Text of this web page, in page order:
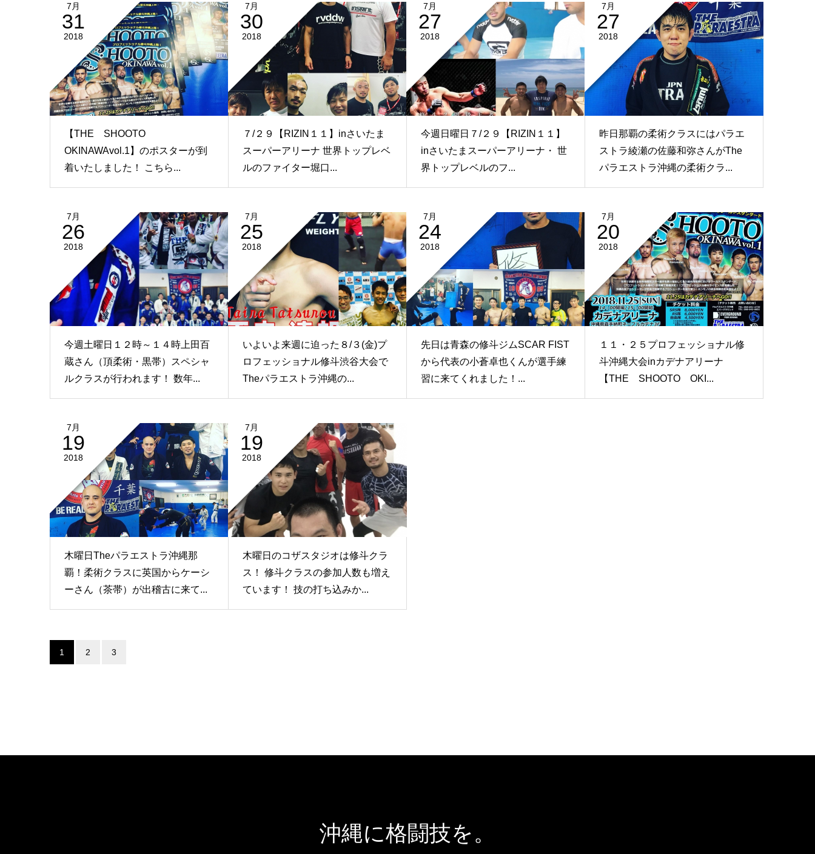
7月
31
2018
【THE SHOOTO
OKINAWAvol.1】のポスターが到
着いたしました！ こちら...
7月
30
2018
７/２９【RIZIN１１】inさいたま
スーパーアリーナ 世界トップレベ
ルのファイター堀口...
7月
27
2018
今週日曜日７/２９【RIZIN１１】
inさいたまスーパーアリーナ・ 世
界トップレベルのフ...
7月
27
2018
昨日那覇の柔術クラスにはパラエ
ストラ綾瀬の佐藤和弥さんがThe
パラエストラ沖縄の柔術クラ...
7月
26
2018
今週土曜日１２時～１４時上田百
蔵さん（頂柔術・黒帯）スペシャ
ルクラスが行われます！ 数年...
7月
25
2018
いよいよ来週に迫った８/３(金)プ
ロフェッショナル修斗渋谷大会で
Theパラエストラ沖縄の...
7月
24
2018
先日は青森の修斗ジムSCAR FIST
から代表の小蒼卓也くんが選手練
習に来てくれました！...
7月
20
2018
１１・２５プロフェッショナル修
斗沖縄大会inカデナアリーナ
【THE SHOOTO OKI...
7月
19
2018
木曜日Theパラエストラ沖縄那
覇！柔術クラスに英国からケーシ
ーさん（茶帯）が出稽古に来て...
7月
19
2018
木曜日のコザスタジオは修斗クラ
ス！ 修斗クラスの参加人数も増え
ています！ 技の打ち込みか...
1 2 3
沖縄に格闘技を。